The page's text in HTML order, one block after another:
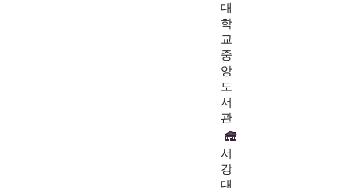
대
학
교
중
앙
도
서
관
서
강
대